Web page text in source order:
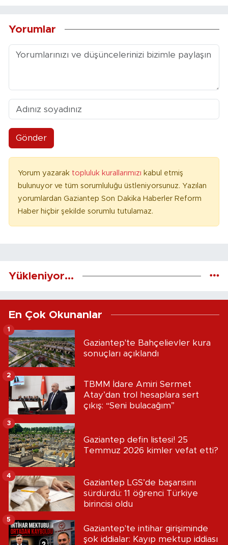
Yorumlar
Gönder
Yorum yazarak topluluk kurallarımızı kabul etmiş
bulunuyor ve tüm sorumluluğu üstleniyorsunuz. Yazılan
yorumlardan Gaziantep Son Dakika Haberler Reform
Haber hiçbir şekilde sorumlu tutulamaz.
Yükleniyor...
En Çok Okunanlar
Gaziantep'te Bahçelievler kura
sonuçları açıklandı
1
TBMM İdare Amiri Sermet
Atay’dan trol hesaplara sert
çıkış: “Seni bulacağım”
2
Gaziantep defin listesi! 25
Temmuz 2026 kimler vefat etti?
3
Gaziantep LGS’de başarısını
sürdürdü: 11 öğrenci Türkiye
birincisi oldu
4
Gaziantep'te intihar girişiminde
şok iddialar: Kayıp mektup iddiası
5